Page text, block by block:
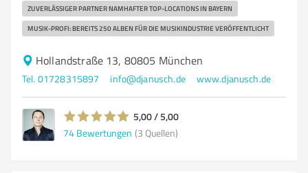
ZUVERLÄSSIGER PARTNER NAMHAFTER TOP-LOCATIONS IN BAYERN
MUSIK-PROFI: BEREITS 250 ALBEN FÜR DIE MUSIKINDUSTRIE VERÖFFENTLICHT
Hollandstraße 13, 80805 München
Tel. 01728315897 info@djanusch.de www.djanusch.de
5,00 / 5,00
74 Bewertungen (3 Quellen)